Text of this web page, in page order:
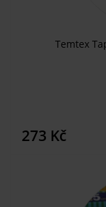
Temtex
273 Kč